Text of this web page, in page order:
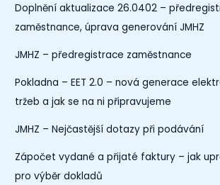
Doplnění aktualizace 26.0402 –
zaměstnance, úprava generování JMHZ
JMHZ – předregistrace zaměstnance
Pokladna – EET 2.0 – nová generace
tržeb a jak se na ni připravujeme
JMHZ – Nejčastější dotazy při podávání
Zápočet vydané a přijaté faktury – jak
pro výběr dokladů